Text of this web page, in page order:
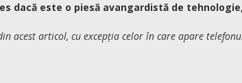
dacă este o piesă avangardistă de
acest articol, cu excepția celor în care apare